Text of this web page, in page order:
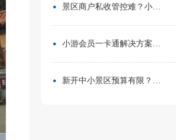
景区商户私收管控难？小游票务系统统一收银方案，从根源杜绝私自收款
小游会员一卡通解决方案：消费游玩更省心！
新开中小景区预算有限？分 3 阶段搭建售检票系统，小游票务轻量化方案直接落地